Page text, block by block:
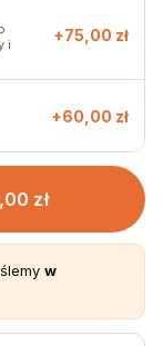
i
+75,00 zł
+60,00 zł
zł
w